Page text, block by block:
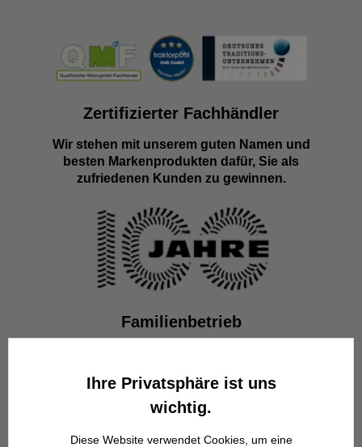
Zertifizierter Fachhändler
Wir stehen mit unserem guten Namen und
besten Markenprodukten dafür, Sie als
zufriedenen Kunden zu gewinnen.
Familienbetrieb
Kompetenz, Innovation und
Zuverlässigkeit.
Ihre Privatsphäre ist uns
wichtig.
Diese Website verwendet Cookies, um eine